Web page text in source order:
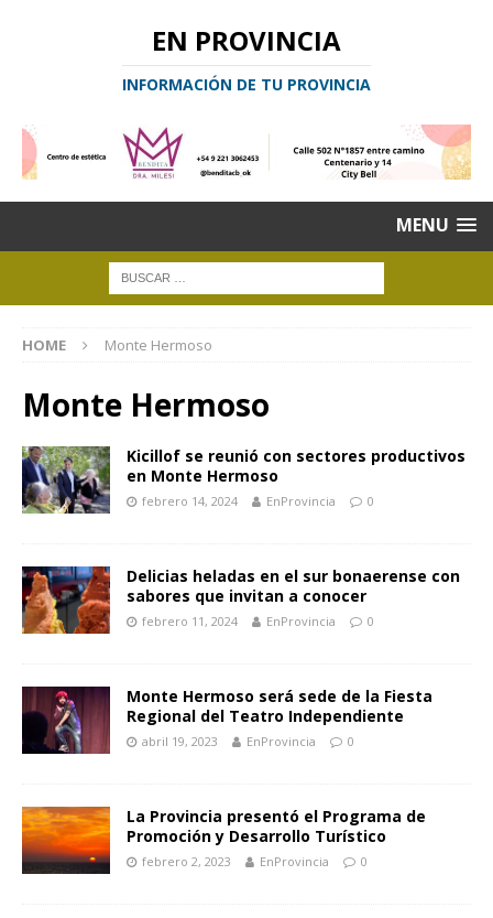
EN PROVINCIA
INFORMACIÓN DE TU PROVINCIA
MENU
HOME Monte Hermoso
Monte Hermoso
Kicillof se reunió con sectores productivos
en Monte Hermoso
febrero 14, 2024 EnProvincia 0
Delicias heladas en el sur bonaerense con
sabores que invitan a conocer
febrero 11, 2024 EnProvincia 0
Monte Hermoso será sede de la Fiesta
Regional del Teatro Independiente
abril 19, 2023 EnProvincia 0
La Provincia presentó el Programa de
Promoción y Desarrollo Turístico
febrero 2, 2023 EnProvincia 0